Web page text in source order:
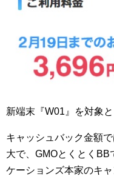
新端末『W01』を対象
キャッシュバック金額
大で、GMOとくとく
ケーションズ本家のキ